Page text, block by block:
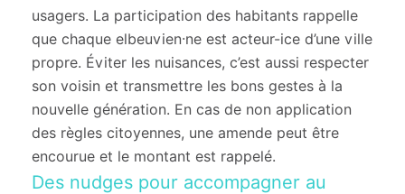
usagers. La participation des habitants rappelle
que chaque elbeuvien·ne est acteur-ice d’une ville
propre. Éviter les nuisances, c’est aussi respecter
son voisin et transmettre les bons gestes à la
nouvelle génération. En cas de non application
des règles citoyennes, une amende peut être
encourue et le montant est rappelé.
Des nudges pour accompagner au